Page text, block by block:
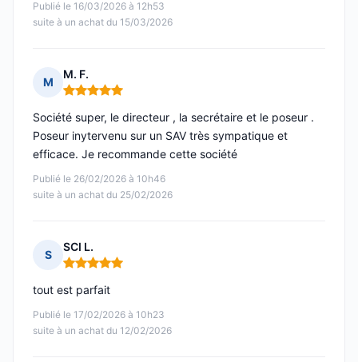
Publié le 16/03/2026 à 12h53
suite à un achat du 15/03/2026
M
M. F.
Note : 5 sur 5
Publié le 26/02/2026 à 10h46
suite à un achat du 25/02/2026
Société super, le directeur , la secrétaire et le poseur .
Poseur inytervenu sur un SAV très sympatique et
efficace. Je recommande cette société
S
SCI L.
Note : 5 sur 5
Publié le 17/02/2026 à 10h23
suite à un achat du 12/02/2026
tout est parfait